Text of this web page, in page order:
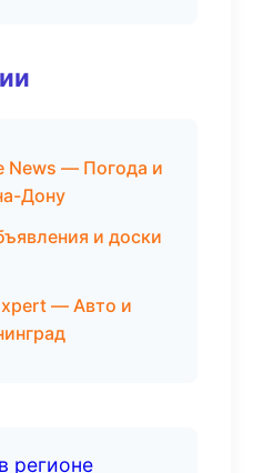
News — Погода и
Дону
и доски
— Авто и
регионе